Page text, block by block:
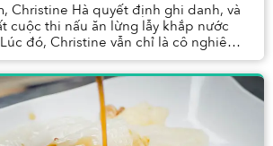
Christine Hà quyết định ghi danh, và
cuộc thi nấu ăn lừng lẫy khắp nước
đó, Christine vẫn chỉ là cô nghiên
chớm ngoài 30, nh...